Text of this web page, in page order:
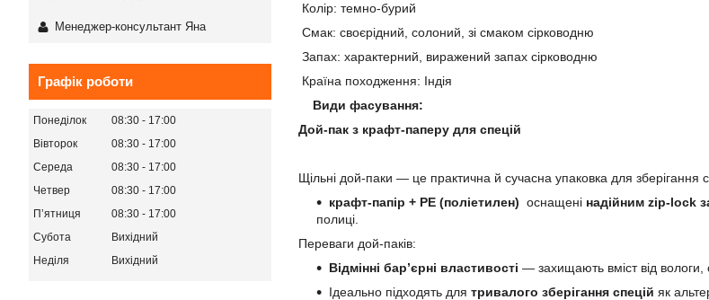
Колір: темно-бурий
Смак: своєрідний, солоний, зі смаком сірководню
Запах: характерний, виражений запах сірководню
Країна походження: Індія
Види фасування:
Дой-пак з крафт-паперу для спецій
Щільні дой-паки — це практична й сучасна упаковка для зберігання
крафт-папір + РЕ (поліетилен) оснащені надійним zip-lock
полиці.
Переваги дой-паків:
Відмінні бар’єрні властивості — захищають вміст від вологи,
Ідеально підходять для тривалого зберігання спецій як
Менеджер-консультант Яна
Графік роботи
Понеділок 08:30
17:00
Вівторок
08:30
17:00
Середа
08:30
17:00
Четвер
08:30
17:00
Пʼятниця
08:30
17:00
Субота
Вихідний
Неділя
Вихідний